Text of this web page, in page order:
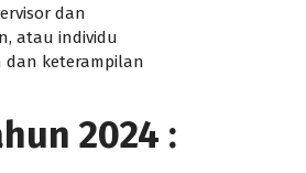
dan
atau individu
keterampilan
2024 :